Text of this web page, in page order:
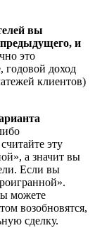
вы
предыдущего, и
это
годовой доход
клиентов)
эту
а значит вы
Если вы
можете
возобновятся,
сделку.